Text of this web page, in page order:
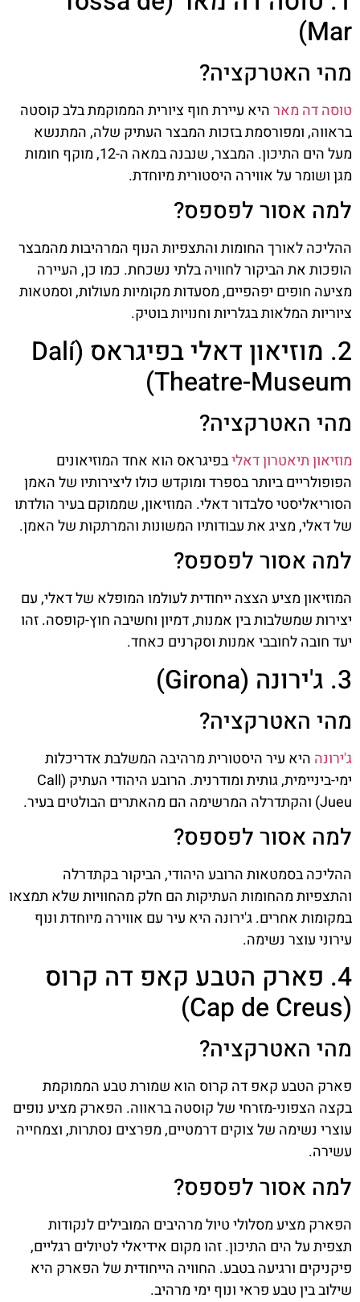
Mar)
מהי האטרקציה?
טוסה דה מארהיא עיירת חוף ציורית הממוקמת בלב קוסטה
בראווה, ומפורסמת בזכות המבצר העתיק שלה, המתנשא
מעל הים התיכון. המבצר, שנבנה במאה ה-12, מוקף חומות
מגן ושומר על אווירה היסטורית מיוחדת.
למה אסור לפספס?
ההליכה לאורך החומות והתצפיות הנוף המרהיבות מהמבצר
הופכות את הביקור לחוויה בלתי נשכחת. כמו כן, העיירה
מציעה חופים יפהפיים, מסעדות מקומיות מעולות, וסמטאות
ציוריות המלאות בגלריות וחנויות בוטיק.
2. מוזיאון דאלי בפיגראס (Dalí
Theatre-Museum)
מהי האטרקציה?
מוזיאון תיאטרון דאליבפיגראס הוא אחד המוזיאונים
הפופולריים ביותר בספרד ומוקדש כולו ליצירותיו של האמן
הסוריאליסטי סלבדור דאלי. המוזיאון, שממוקם בעיר הולדתו
של דאלי, מציג את עבודותיו המשונות והמרתקות של האמן.
למה אסור לפספס?
המוזיאון מציע הצצה ייחודית לעולמו המופלא של דאלי, עם
יצירות שמשלבות בין אמנות, דמיון וחשיבה חוץ-קופסה. זהו
יעד חובה לחובבי אמנות וסקרנים כאחד.
3. ג'ירונה (Girona)
מהי האטרקציה?
ג'ירונה היא עיר היסטורית מרהיבה המשלבת אדריכלות
ימי-ביניימית, גותית ומודרנית. הרובע היהודי העתיק (Call
Jueu) והקתדרלה המרשימה הם מהאתרים הבולטים בעיר.
למה אסור לפספס?
ההליכה בסמטאות הרובע היהודי, הביקור בקתדרלה
והתצפיות מהחומות העתיקות הם חלק מהחוויות שלא תמצאו
במקומות אחרים. ג'ירונה היא עיר עם אווירה מיוחדת ונוף
עירוני עוצר נשימה.
4. פארק הטבע קאפ דה קרוס
(Cap de Creus)
מהי האטרקציה?
פארק הטבע קאפ דה קרוס הוא שמורת טבע הממוקמת
בקצה הצפוני-מזרחי של קוסטה בראווה. הפארק מציע נופים
עוצרי נשימה של צוקים דרמטיים, מפרצים נסתרות, וצמחייה
עשירה.
למה אסור לפספס?
הפארק מציע מסלולי טיול מרהיבים המובילים לנקודות
תצפית על הים התיכון. זהו מקום אידיאלי לטיולים רגליים,
פיקניקים ורגיעה בטבע. החוויה הייחודית של הפארק היא
שילוב בין טבע פראי ונוף ימי מרהיב.